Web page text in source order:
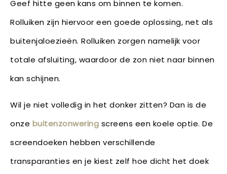
Geef hitte geen kans om binnen te komen.
Rolluiken zijn hiervoor een goede oplossing, net als
buitenjaloezieën. Rolluiken zorgen namelijk voor
totale afsluiting, waardoor de zon niet naar binnen
kan schijnen.
Wil je niet volledig in het donker zitten? Dan is de
onze buitenzonwering screens een koele optie. De
screendoeken hebben verschillende
transparanties en je kiest zelf hoe dicht het doek